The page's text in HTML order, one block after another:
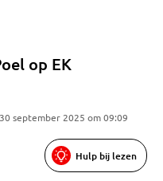
op EK
september 2025 om 09:09
Hulp bij lezen